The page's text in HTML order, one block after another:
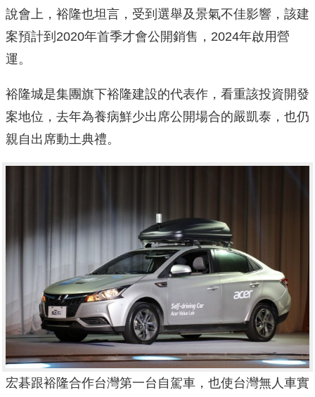
說會上，裕隆也坦言，受到選舉及景氣不佳影響，該建
案預計到2020年首季才會公開銷售，2024年啟用營
運。
裕隆城是集團旗下裕隆建設的代表作，看重該投資開發
案地位，去年為養病鮮少出席公開場合的嚴凱泰，也仍
親自出席動土典禮。
宏碁跟裕隆合作台灣第一台自駕車，也使台灣無人車實